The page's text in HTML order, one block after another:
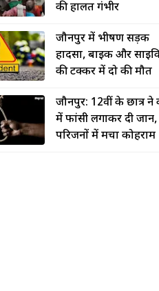
की हालत गंभीर
जौनपुर में भीषण सड़क
हादसा, बाइक और
की टक्कर में दो की मौत
जौनपुर: 12वीं के छात्र
में फांसी लगाकर दी जान,
परिजनों में मचा कोहराम